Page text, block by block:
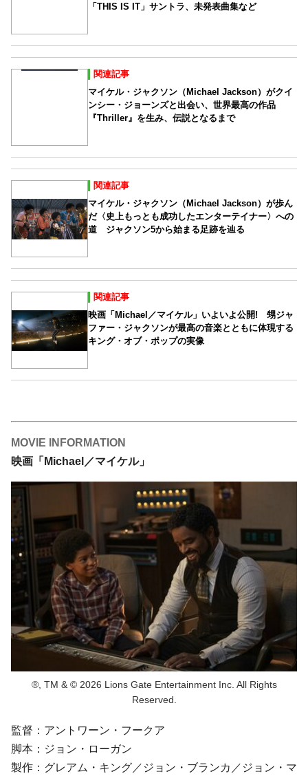
「THIS IS IT」サントラ、未発表曲集など
関連記事
マイケル・ジャクソン（Michael Jackson）がクイ
ンシー・ジョーンズと出会い、世界最高の作品
『Thriller』を生み、伝説となるまで
関連記事
マイケル・ジャクソン（Michael Jackson）が歩ん
だ〈史上もっとも成功したエンターテイナー〉への
道 ジャクソン5から始まる足跡を辿る
関連記事
映画「Michael／マイケル」いよいよ公開! 甥ジャ
ファー・ジャクソンが最高の音楽とともに体現する
キング・オブ・ポップの実像
MOVIE INFORMATION
映画「Michael／マイケル」
®, TM & © 2026 Lions Gate Entertainment Inc. All Rights
Reserved.
監督：アントワーン・フークア
脚本：ジョン・ローガン
製作：グレアム・キング／ジョン・ブランカ／ジョン・マ